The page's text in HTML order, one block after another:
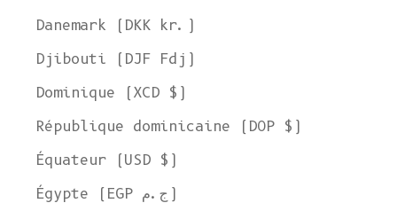
Danemark (DKK kr.)
Djibouti (DJF Fdj)
Dominique (XCD $)
République dominicaine (DOP $)
Équateur (USD $)
Égypte (EGP ج.م)